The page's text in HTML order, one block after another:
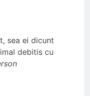
sea ei dicunt
debitis cu